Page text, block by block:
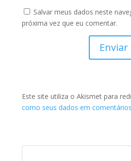
Salvar meus dados neste
próxima vez que eu comentar.
Este site utiliza o Akismet para
como seus dados em